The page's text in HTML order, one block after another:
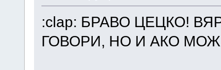
:clap: БРАВО ЦЕЦКО!
ГОВОРИ, НО И АКО